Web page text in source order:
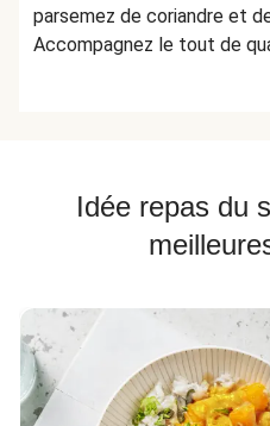
parsemez de coriandre et
Accompagnez le tout de
Idée repas du